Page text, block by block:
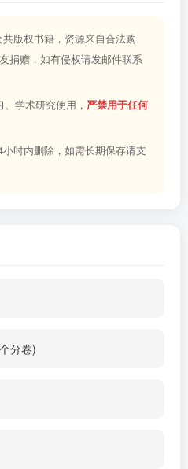
版权书籍，资源来自合法购
捐赠，如有侵权请发邮件联系
、学术研究使用， 严禁用于任何
小时内删除，如需长期保存请支
分卷)